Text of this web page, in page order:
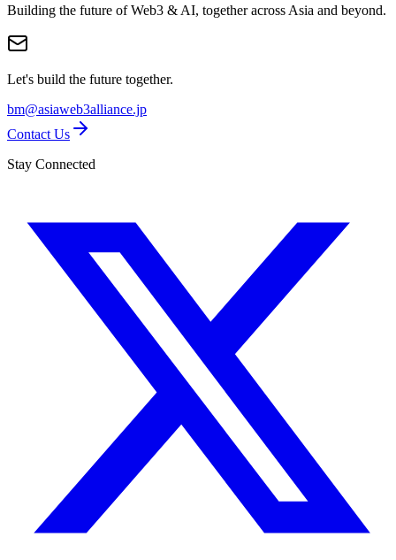
Building the future of Web3 & AI, together across Asia and beyond.
Let's build the future together.
bm@asiaweb3alliance.jp
Contact Us
Stay Connected